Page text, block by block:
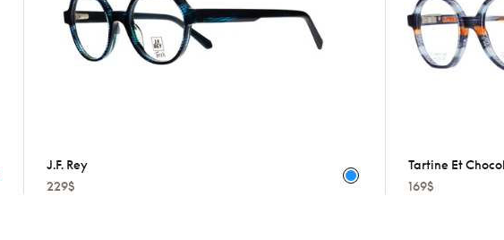
J.f. Rey
229$
Tartine Et
169$